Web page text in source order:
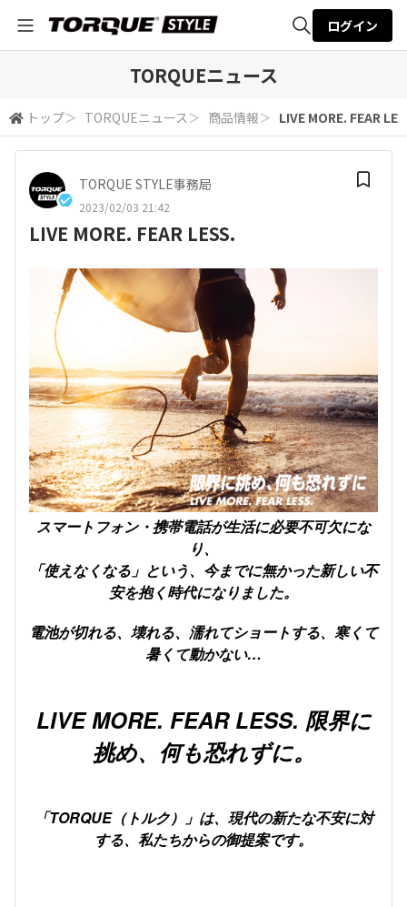
検索
ログイン
TORQUEニュース
トップ＞ TORQUEニュース＞ 商品情報＞ LIVE MORE. FEAR
TORQUE STYLE事務局
2023/02/03 21:42
LIVE MORE. FEAR LESS.
スマートフォン・携帯電話が生活に必要不可欠にな
り、
「使えなくなる」という、今までに無かった新しい不
安を抱く時代になりました。
電池が切れる、壊れる、濡れてショートする、寒くて
暑くて動かない…
LIVE MORE. FEAR LESS. 限界に
挑め、何も恐れずに。
「TORQUE（トルク）」は、現代の新たな不安に対
する、私たちからの御提案です。